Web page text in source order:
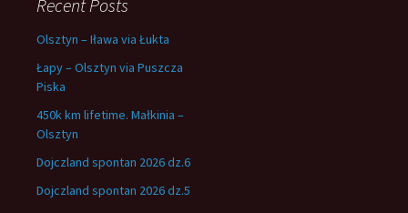
Recent Posts
Olsztyn – Iława via Łukta
Łapy – Olsztyn via Puszcza
Piska
450k km lifetime. Małkinia –
Olsztyn
Dojczland spontan 2026 dz.6
Dojczland spontan 2026 dz.5